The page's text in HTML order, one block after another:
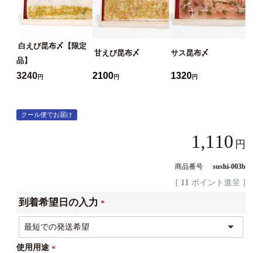
白えび昆布〆【限定
品】
甘えび昆布〆 サス昆布〆
3240円 2100円 1320円
クール便でお届け
1,110
商品番号 sushi-003b
[ 11 ポイント進呈 ]
到着希望日の入力
(必
須)
使用用途